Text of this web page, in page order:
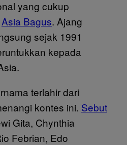
yang cukup
Asia Bagus. Ajang
sejak 1991
kepada
terlahir dari
kontes ini. Sebut
Gita, Chynthia
Febrian, Edo